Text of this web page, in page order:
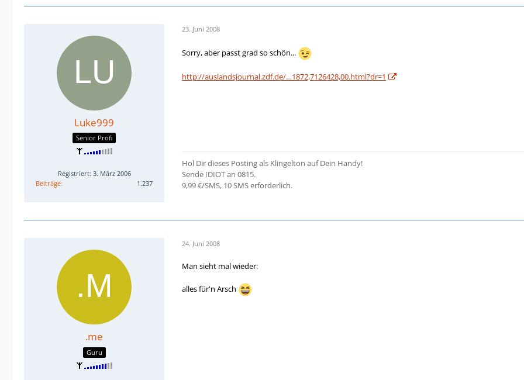
Luke999
Senior Profi
Registriert: 3. März 2006
Beiträge
1.237
23. Juni 2008
Sorry, aber passt grad so schön...
http://auslandsjournal.zdf.de/…1872,7126428,00.html?dr=1
Hol Dir dieses Posting als Klingelton auf Dein Handy!
Sende IDIOT an 0815.
9,99 €/SMS, 10 SMS erforderlich.
.me
Guru
24. Juni 2008
Man sieht mal wieder:
alles für'n Arsch